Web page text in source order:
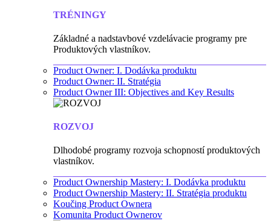
TRÉNINGY
Základné a nadstavbové vzdelávacie programy pre
Produktových vlastníkov.
Product Owner: I. Dodávka produktu
Product Owner: II. Stratégia
Product Owner III: Objectives and Key Results
ROZVOJ
Dlhodobé programy rozvoja schopností produktových
vlastníkov.
Product Ownership Mastery: I. Dodávka produktu
Product Ownership Mastery: II. Stratégia produktu
Koučing Product Ownera
Komunita Product Ownerov